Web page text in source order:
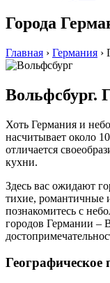
Города
Главная › Германия ›
Вольфсбург.
Хоть Германия и
насчитывает около
отличается
кухни.
Здесь вас ожидают
тихие, романтичные
познакомитесь с
городов Германии –
Географическое